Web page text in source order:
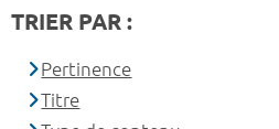
TRIER PAR :
Pertinence
Titre